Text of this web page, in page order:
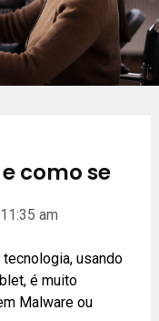
como se
11:35 am
usando
é muito
Malware ou